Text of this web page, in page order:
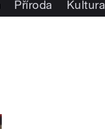
Příroda Kultura